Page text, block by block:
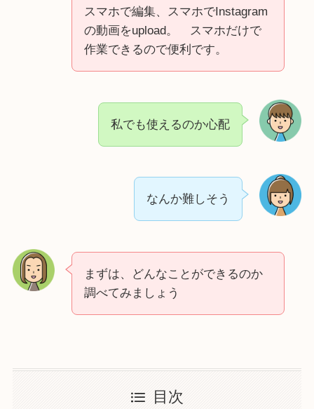
スマホで編集、スマホでInstagram
の動画をupload。 スマホだけで
作業できるので便利です。
私でも使えるのか心配
なんか難しそう
まずは、どんなことができるのか
調べてみましょう
目次